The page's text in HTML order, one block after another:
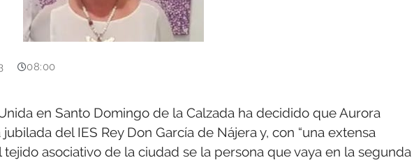
08:00
en Santo Domingo de la Calzada ha decidido que Aurora
del IES Rey Don García de Nájera y, con “una extensa
asociativo de la ciudad se la persona que vaya en la segunda